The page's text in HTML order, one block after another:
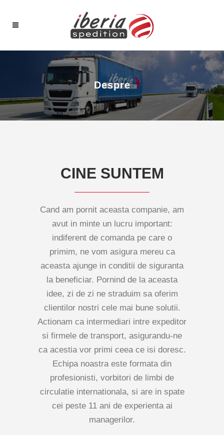
Despre
CINE SUNTEM
Cand am pornit aceasta companie, am
avut in minte un lucru important:
indiferent de comanda pe care o
primim, ne vom asigura mereu ca
aceasta ajunge in conditii de siguranta
la beneficiar. Pornind de la aceasta
idee, zi de zi ne straduim sa oferim
clientilor nostri cele mai bune solutii.
Actionam ca intermediari intre expeditor
si firmele de transport, asigurandu-ne
ca acestia vor primi ceea ce isi doresc.
Echipa noastra este formata din
profesionisti, vorbitori de limbi de
circulatie internationala, si are in spate
cei peste 11 ani de experienta ai
managerilor.